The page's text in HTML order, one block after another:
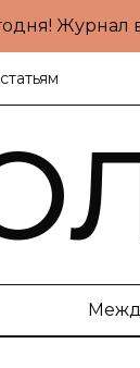
Журнал